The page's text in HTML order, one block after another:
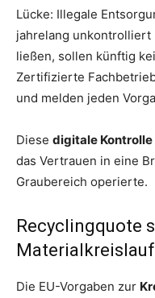
Lücke: Illegale
jahrelang unkontrolliert
ließen, sollen künftig
Zertifizierte
und melden jeden
Diese digitale Kontrolle
das Vertrauen in eine
Graubereich operierte.
Recyclingquote
Die EU-Vorgaben zur